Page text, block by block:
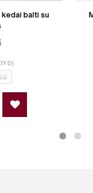
balti su